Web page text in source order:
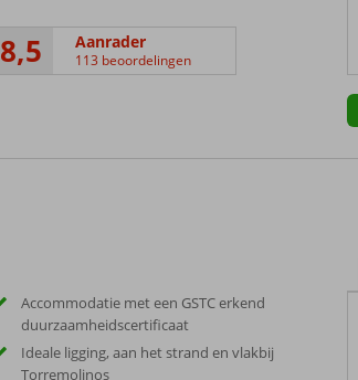
8,5 Aanrader
113 beoordelingen
Accommodatie met een GSTC erkend
duurzaamheidscertificaat
Ideale ligging, aan het strand en vlakbij
Torremolinos